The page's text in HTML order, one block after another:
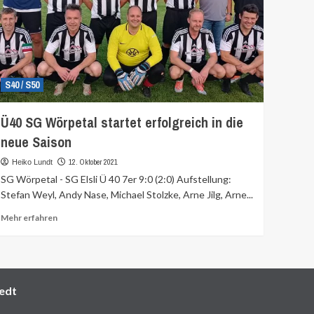
S40 / S50
Ü40 SG Wörpetal startet erfolgreich in die
neue Saison
Heiko Lundt 12. Oktober 2021
SG Wörpetal - SG Elsli Ü 40 7er 9:0 (2:0) Aufstellung:
Stefan Weyl, Andy Nase, Michael Stolzke, Arne Jilg, Arne...
Mehr erfahrenMehr